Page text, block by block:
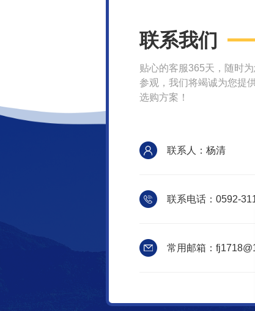
联系我们
贴心的客服365天，随时
参观，我们将竭诚为您提
选购方案！
联系人：杨清
联系电话：0592-
常用邮箱：